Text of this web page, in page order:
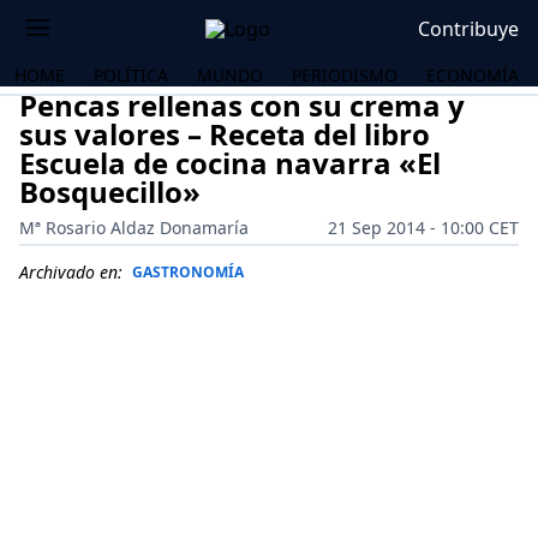
Contribuye
HOME POLÍTICA MUNDO PERIODISMO ECONOMÍA
Pencas rellenas con su crema y
sus valores – Receta del libro
Escuela de cocina navarra «El
Bosquecillo»
Mª Rosario Aldaz Donamaría
21 Sep 2014 - 10:00 CET
Archivado en: GASTRONOMÍA